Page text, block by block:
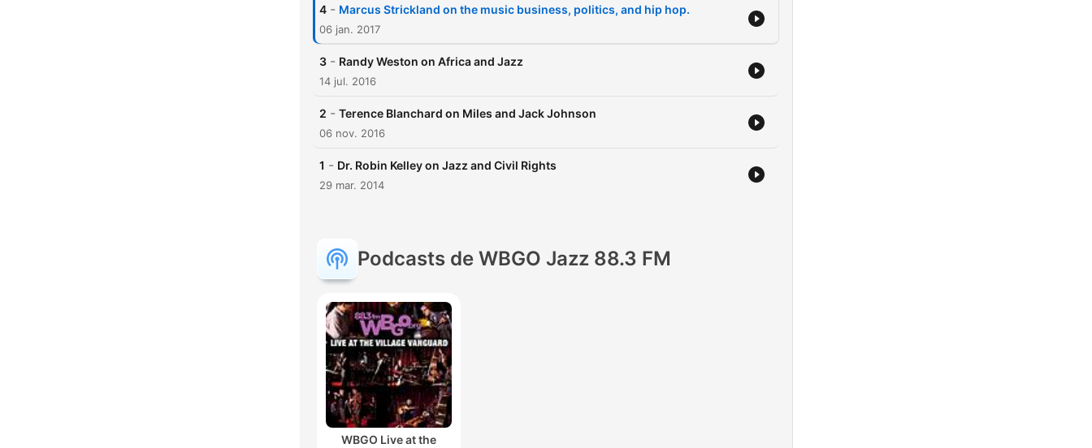
4 - Marcus Strickland on the music business, politics, and hip hop.
06 jan. 2017
3 - Randy Weston on Africa and Jazz
14 jul. 2016
2 - Terence Blanchard on Miles and Jack Johnson
06 nov. 2016
1 - Dr. Robin Kelley on Jazz and Civil Rights
29 mar. 2014
Podcasts de WBGO Jazz 88.3 FM
WBGO Live at the